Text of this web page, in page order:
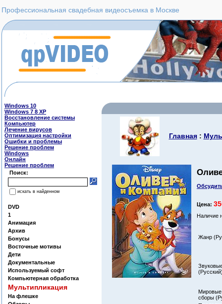
Профессиональная свадебная видеосъемка в Москве
Windows 10
Windows 7 8 XP
Восстановление системы
Компьютер
Лечение вирусов
Оптимизация настройки
Ошибки и проблемы
Решение проблем
Windows
Онлайн
Решение проблем
Поиск:
искать в найденном
DVD
1
Анимация
Архив
Бонусы
Восточные мотивы
Дети
Документальные
Используемый софт
Компьютерная обработка
Мультипликация
На флешке
Главная:
Цена:
Наличие
Жанр
Мировые
сборы